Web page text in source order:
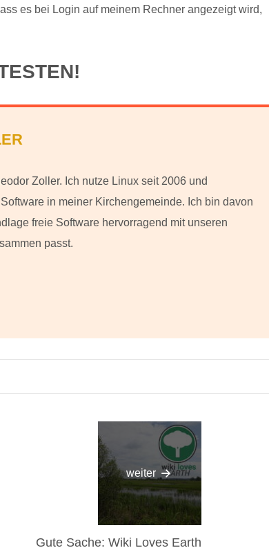
es bei Login auf meinem Rechner angezeigt wird,
Zoller. Ich nutze Linux seit 2006 und
in meiner Kirchengemeinde. Ich bin davon
freie Software hervorragend mit unseren
passt.
weiter
Gute Sache: Wiki Loves Earth